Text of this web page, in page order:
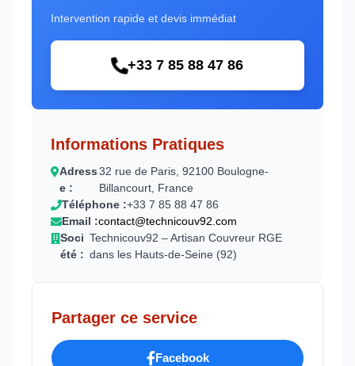
Intervention rapide et devis immédiat
+33 7 85 88 47 86
Informations Pratiques
Adress
e :
32 rue de Paris, 92100 Boulogne-
Billancourt, France
Téléphone :+33 7 85 88 47 86
Email :contact@technicouv92.com
Soci
été :
Technicouv92 – Artisan Couvreur RGE
dans les Hauts-de-Seine (92)
Partager ce service
Facebook